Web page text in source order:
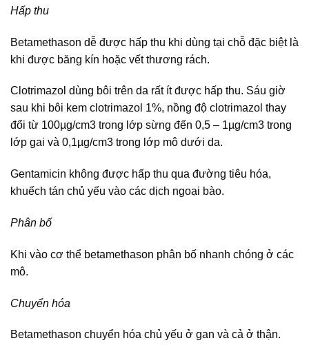
Hấp thu
Betamethason dễ được hấp thu khi dùng tại chỗ đặc biệt là
khi được băng kín hoặc vết thương rách.
Clotrimazol dùng bôi trên da rất ít được hấp thu. Sáu giờ
sau khi bôi kem clotrimazol 1%, nồng độ clotrimazol thay
đổi từ 100µg/cm3 trong lớp sừng đến 0,5 – 1µg/cm3 trong
lớp gai và 0,1µg/cm3 trong lớp mô dưới da.
Gentamicin không được hấp thu qua đường tiêu hóa,
khuếch tán chủ yếu vào các dịch ngoại bào.
Phân bố
Khi vào cơ thể betamethason phân bố nhanh chóng ở các
mô.
Chuyển hóa
Betamethason chuyển hóa chủ yếu ở gan và cả ở thận.